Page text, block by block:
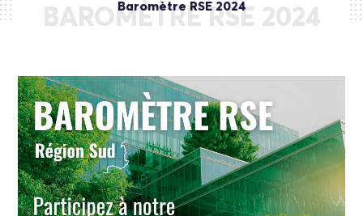
BAROMÈTRE RSE 2024
Baromètre RSE 2024